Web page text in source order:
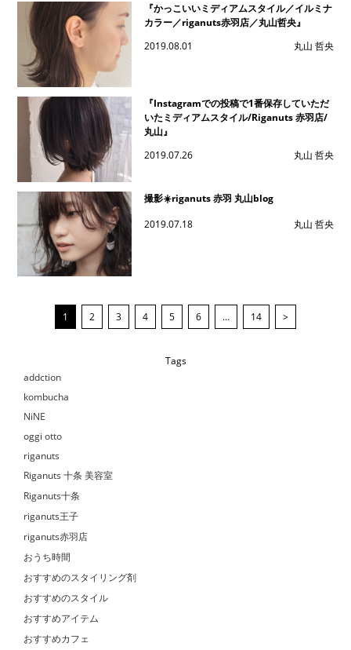
『かっこいいミディアムスタイル／イルミナ
カラー／riganuts赤羽店／丸山哲央』
2019.08.01
丸山 哲央
『Instagramでの投稿で1番保存していただ
いたミディアムスタイル/Riganuts 赤羽店/
丸山』
2019.07.26
丸山 哲央
撮影☀️riganuts 赤羽 丸山blog
2019.07.18
丸山 哲央
1 2 3 4 5 6 … 14 >
Tags
addction
kombucha
NiNE
oggi otto
riganuts
Riganuts 十条 美容室
Riganuts十条
riganuts王子
riganuts赤羽店
おうち時間
おすすめのスタイリング剤
おすすめのスタイル
おすすめアイテム
おすすめカフェ